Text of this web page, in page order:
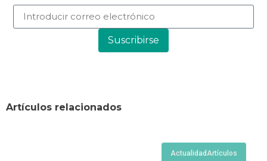
Suscribirse
Artículos relacionados
Actualidad Artículos